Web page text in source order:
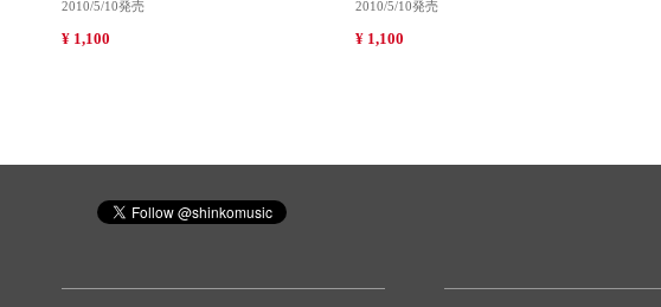
2010/5/10発売
¥ 1,100
2010/5/10発売
¥ 1,100